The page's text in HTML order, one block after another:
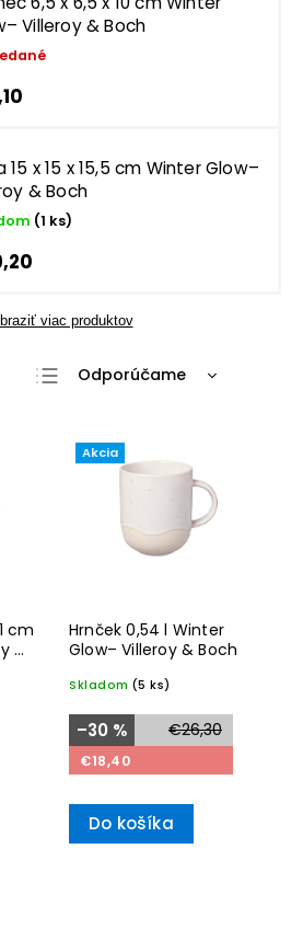
Villeroy & Boch
15 x 15 x 15,5 cm Winter Glow–
& Boch
(1 ks)
viac produktov
Odporúčame
Najdrahšie
Najpredávanejšie
cm
&
Akcia
Hrnček 0,54 l Winter
Glow– Villeroy & Boch
Skladom (5 ks)
€26,30
–30 %
€18,40
Do košíka